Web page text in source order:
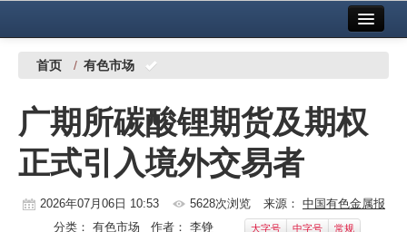
中国有色金属报社主办 广告服务
铜镍铅锌
铝
稀有稀土
首页 / 有色市场
广期所碳酸锂期货及期权
正式引入境外交易者
2026年07月06日 10:53 5628次浏览 来源： 中国有色金属报
分类： 有色市场 作者： 李铮 大字号 中字号 常规